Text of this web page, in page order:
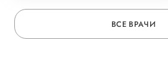
ВСЕ ВРАЧИ